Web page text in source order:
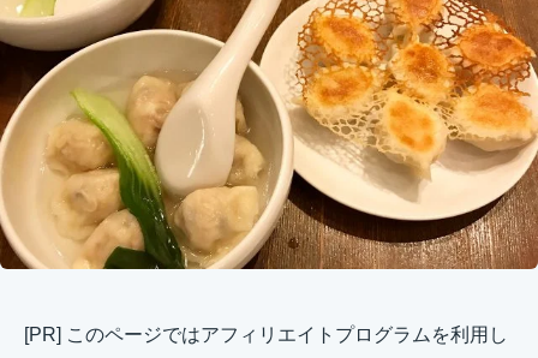
[PR] このページではアフィリエイトプログラムを利用し